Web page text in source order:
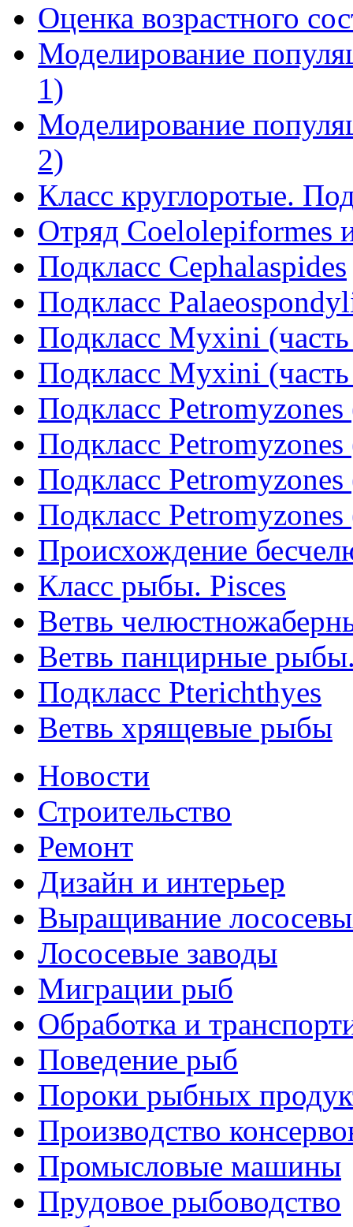
Оценка возрастного
Моделирование
1)
Моделирование
2)
Класс круглоротые.
Отряд Соеlolepiformes
Подкласс Cephalaspides
Подкласс
Подкласс Myxini
Подкласс Myxini
Подкласс Petromyzones
Подкласс Petromyzones
Подкласс Petromyzones
Подкласс Petromyzones
Происхождение
Класс рыбы. Pisces
Ветвь
Ветвь панцирные
Подкласс Pterichthyes
Ветвь хрящевые рыбы
Новости
Строительство
Ремонт
Дизайн и интерьер
Выращивание
Лососевые заводы
Миграции рыб
Обработка и
Поведение рыб
Пороки рыбных
Производство
Промысловые машины
Прудовое рыбоводство